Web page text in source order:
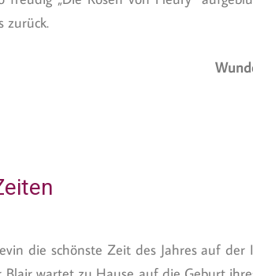
zurück.
die schönste Zeit des Jahres auf der